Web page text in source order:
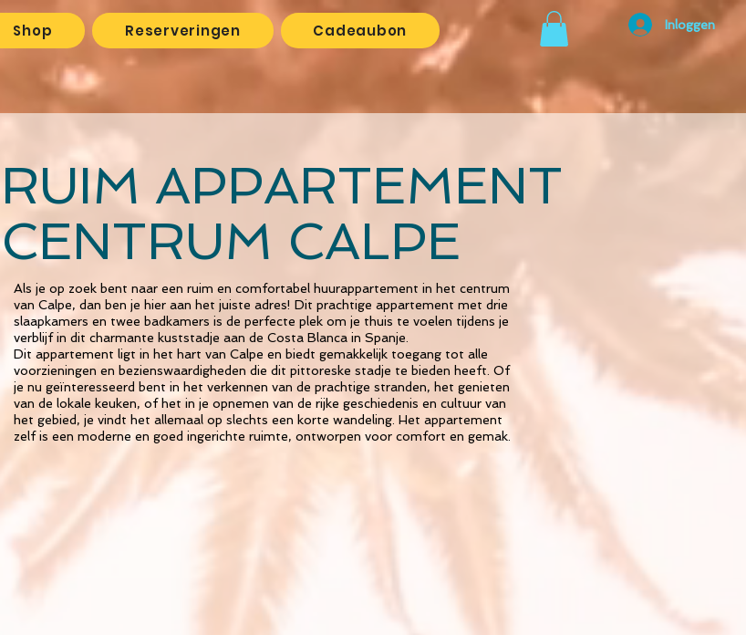
Shop Reserveringen Cadeaubon Inloggen
RUIM APPARTEMENT
CENTRUM CALPE
Als je op zoek bent naar een ruim en comfortabel huurappartement in het centrum
van Calpe, dan ben je hier aan het juiste adres! Dit prachtige appartement met drie
slaapkamers en twee badkamers is de perfecte plek om je thuis te voelen tijdens je
verblijf in dit charmante kuststadje aan de Costa Blanca in Spanje.
Dit appartement ligt in het hart van Calpe en biedt gemakkelijk toegang tot alle
voorzieningen en bezienswaardigheden die dit pittoreske stadje te bieden heeft. Of
je nu geïnteresseerd bent in het verkennen van de prachtige stranden, het genieten
van de lokale keuken, of het in je opnemen van de rijke geschiedenis en cultuur van
het gebied, je vindt het allemaal op slechts een korte wandeling. Het appartement
zelf is een moderne en goed ingerichte ruimte, ontworpen voor comfort en gemak.